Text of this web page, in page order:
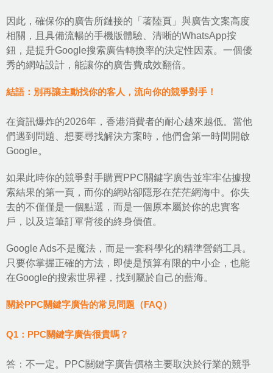
因此，確保你的廣告所鏈接的「著陸頁」與廣告文案高度
相關，且具備流暢的手機版體驗、清晰的WhatsApp按
鈕，是提升Google搜索廣告轉換率的決定性因素。一個優
秀的網站設計，能讓你的廣告費成效翻倍。
結語：別再讓主動找你的客人，流向你的競爭對手！
在資訊爆炸的2026年，香港消費者的耐心越來越低。當他
們遇到問題、想要尋找解決方案時，他們會第一時間開啟
Google。
如果此時你的競爭對手購買PPC關鍵字廣告並牢牢佔據搜
索結果的第一頁，而你的網站卻隱形在茫茫網海中。你失
去的不僅僅是一個點選，而是一個原本屬於你的忠實客
戶，以及這筆訂單背後的終身價值。
Google Ads不是魔法，而是一套科學化的精準營銷工具。
只要你掌握正確的方法，即使是預算有限的中小企，也能
在Google的搜索世界裡，找到屬於自己的藍海。
關於PPC關鍵字廣告的常見問題（FAQ）
Q1：PPC關鍵字廣告很貴嗎？
答：不一定。PPC關鍵字廣告價格主要取決於行業的競爭